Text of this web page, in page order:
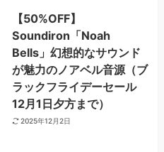
【50%OFF】
Soundiron「Noah
Bells」幻想的なサウンド
が魅力のノアベル音源（ブ
ラックフライデーセール
12月1日夕方まで）
2025年12月2日